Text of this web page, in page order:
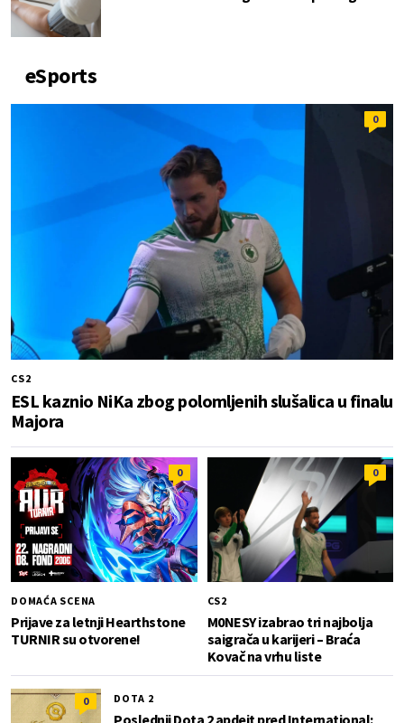
eSports
0
CS2
ESL kaznio NiKa zbog polomljenih slušalica u finalu
Majora
0
DOMAĆA SCENA
Prijave za letnji Hearthstone
TURNIR su otvorene!
0
CS2
M0NESY izabrao tri najbolja
saigrača u karijeri – Braća
Kovač na vrhu liste
0 DOTA 2
Poslednji Dota 2 apdejt pred International: